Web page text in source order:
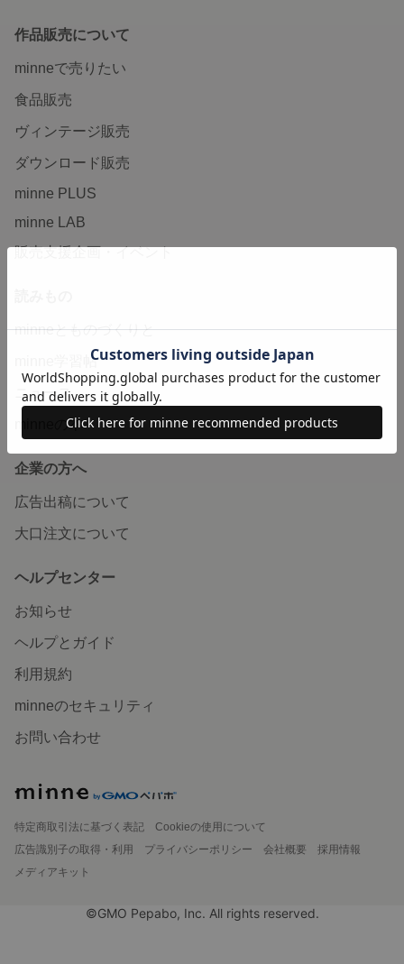
作品販売について
minneで売りたい
食品販売
ヴィンテージ販売
ダウンロード販売
minne PLUS
minne LAB
販売支援企画・イベント
minneとものづくりと
minne学習帖
ニュース
minneの本
企業の方へ
広告出稿について
大口注文について
ヘルプセンター
お知らせ
ヘルプとガイド
利用規約
minneのセキュリティ
お問い合わせ
特定商取引法に基づく表記
Cookieの使用について
広告識別子の取得・利用
プライバシーポリシー 会社概要
採用情報
メディアキット
©GMO Pepabo, Inc. All rights reserved.